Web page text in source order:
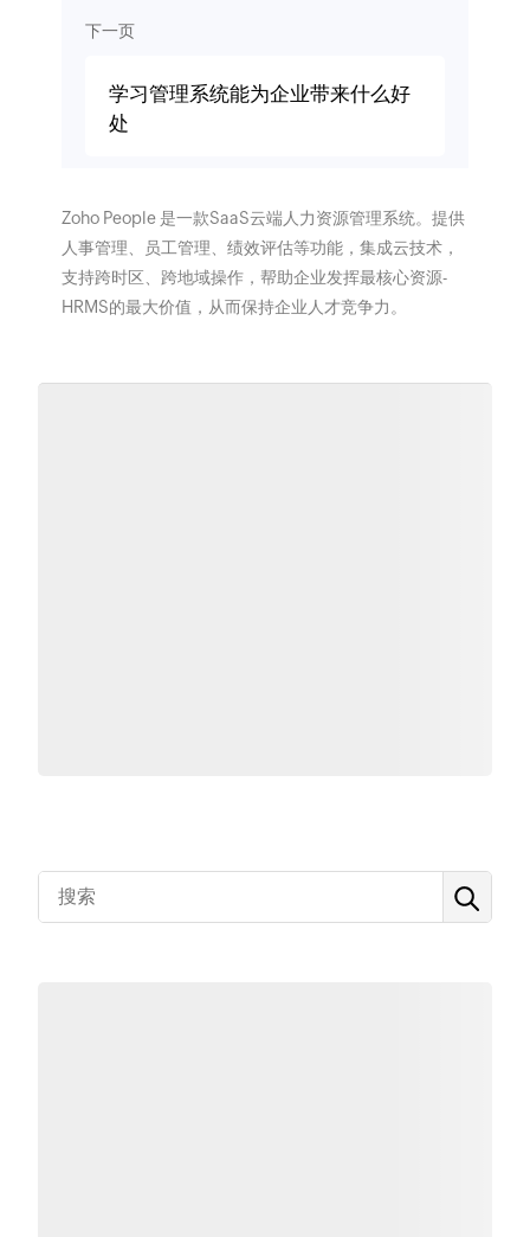
下一页
学习管理系统能为企业带来什么好
处
Zoho People 是一款SaaS云端人力资源管理系统。提供
人事管理、员工管理、绩效评估等功能，集成云技术，
支持跨时区、跨地域操作，帮助企业发挥最核心资源-
HRMS的最大价值，从而保持企业人才竞争力。